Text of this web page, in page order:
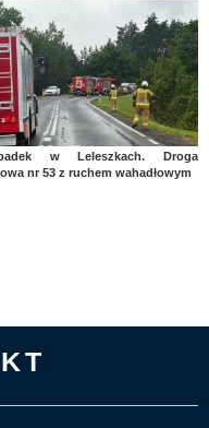
w Leleszkach. Droga
nr 53 z ruchem wahadłowym